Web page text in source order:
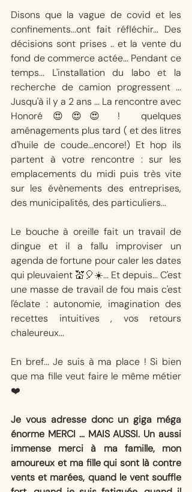
Disons que la vague de covid et les
confinements...ont fait réfléchir... Des
décisions sont prises .. et la vente du
fond de commerce actée... Pendant ce
temps... L'installation du labo et la
recherche de camion progressent ...
Jusqu'à il y a 2 ans ... La rencontre avec
Honoré 😍😍😍 !  quelques
aménagements plus tard ( et des litres
d'huile de coude...encore!) Et hop ils
partent à votre rencontre : sur les
emplacements du midi puis très vite
sur les évènements des entreprises,
des municipalités, des particuliers...
Le bouche à oreille fait un travail de
dingue et il a fallu improviser un
agenda de fortune pour caler les dates
qui pleuvaient 💒🎈☀️... Et depuis... C'est
une masse de travail de fou mais c'est
l'éclate : autonomie, imagination des
recettes intuitives , vos retours
chaleureux...
En bref... Je suis à ma place ! Si bien
que ma fille veut faire le même métier
❤️
Je vous adresse donc un giga méga
énorme MERCI ... MAIS AUSSI. Un aussi
immense merci à ma famille, mon
amoureux et ma fille qui sont là contre
vents et marées, quand le vent souffle